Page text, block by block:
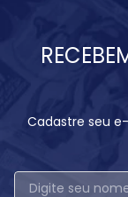
Cadastre seu